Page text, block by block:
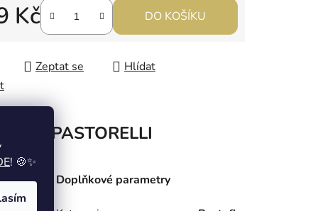
! 🍪✨
Kč DO KOŠÍKU
Zeptat se
Hlídat
PASTORELLI
Doplňkové parametry